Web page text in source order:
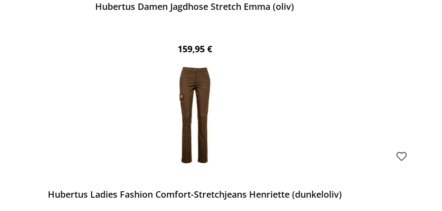
Hubertus Damen Jagdhose Stretch Emma (oliv)
Regulärer Preis:
159,95 €
Hubertus Ladies Fashion Comfort-Stretchjeans Henriette (dunkeloliv)